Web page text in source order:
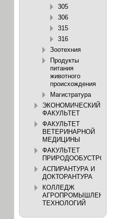
305
306
315
316
Зоотехния
Продукты
питания
животного
происхождения
Магистратура
ЭКОНОМИЧЕСКИЙ
ФАКУЛЬТЕТ
ФАКУЛЬТЕТ
ВЕТЕРИНАРНОЙ
МЕДИЦИНЫ
ФАКУЛЬТЕТ
ПРИРОДООБУСТРОЙСТВА
АСПИРАНТУРА И
ДОКТОРАНТУРА
КОЛЛЕДЖ
АГРОПРОМЫШЛЕННЫХ
ТЕХНОЛОГИЙ